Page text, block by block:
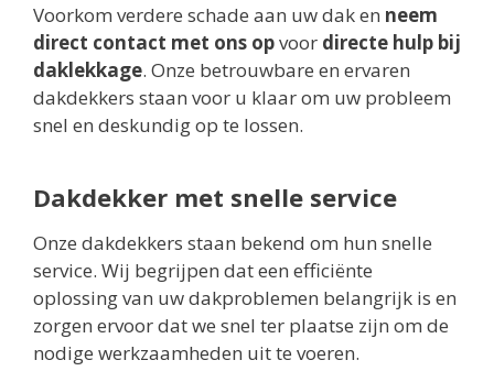
Voorkom verdere schade aan uw dak en neem
direct contact met ons opvoor directe hulp bij
daklekkage. Onze betrouwbare en ervaren
dakdekkers staan voor u klaar om uw probleem
snel en deskundig op te lossen.
Dakdekker met snelle service
Onze dakdekkers staan bekend om hun snelle
service. Wij begrijpen dat een efficiënte
oplossing van uw dakproblemen belangrijk is en
zorgen ervoor dat we snel ter plaatse zijn om de
nodige werkzaamheden uit te voeren.